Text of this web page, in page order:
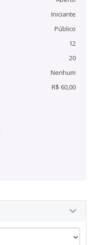
Iniciante
Público
12
20
Nenhum
R$ 60,00